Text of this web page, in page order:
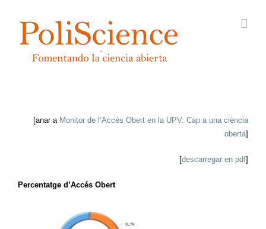
content
[anar a Monitor de l’Accés Obert en la UPV. Cap a una ciència
oberta]
[descarregar en pdf]
Percentatge d’Accés Obert